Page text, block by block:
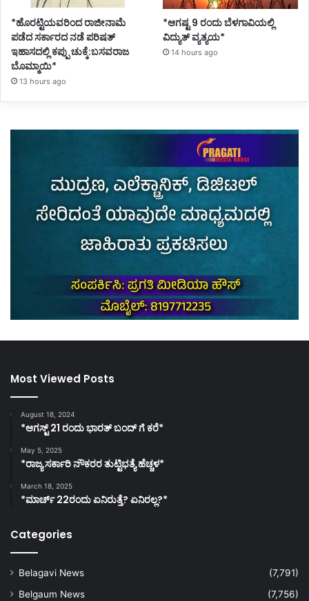
*ಹೊರಟ್ಟಿಯವರಿಂದ ರಾಜೀನಾಮೆ
ಪಡೆದ ಸರ್ಕಾರದ ನಡೆ ಪರಿಷತ್
ಇಹಾಸದಲ್ಲಿ ಕಪ್ಪು ಚುಕ್ಕೆ:ಬಸವರಾಜ
ಬೊಮ್ಮಾಯಿ*
13 hours ago
*ಆಗಷ್ಟ 9 ರಂದು ಬೆಳಗಾವಿಯಲ್ಲಿ
ವಿದ್ಯುತ್ ವ್ಯತ್ಯಯ*
14 hours ago
Most Viewed Posts
August 18, 2024
*ಆಗಸ್ಟ್ 21 ರಂದು ಭಾರತ್‌ ಬಂದ್‌ ಗೆ ಕರೆ*
May 5, 2025
*ರಾಜ್ಯ ಸರ್ಕಾರಿ ನೌಕರರ ತುಟ್ಟಿಭತ್ಯೆ ಹೆಚ್ಚಳ*
March 18, 2025
*ಮಾರ್ಚ್ 22ರಂದು ಏನಿರುತ್ತೆ? ಏನಿರಲ್ಲ?*
Categories
Belagavi News
(7,791)
Belgaum News
(7,756)